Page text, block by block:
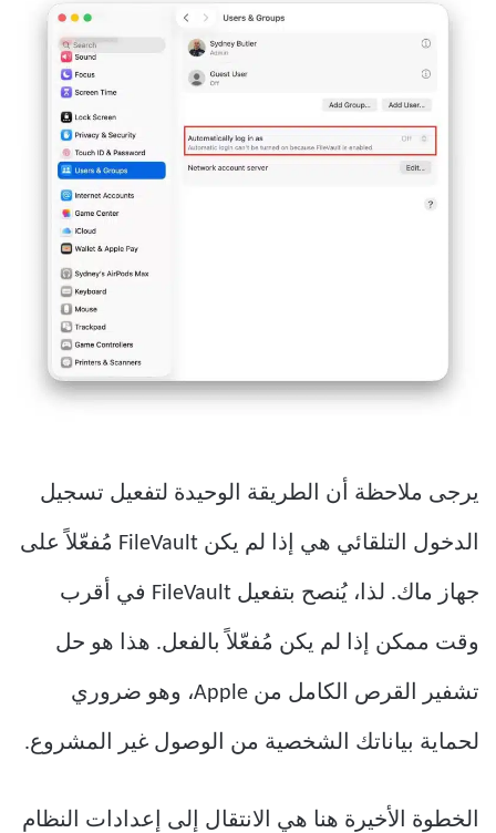
يرجى ملاحظة أن الطريقة الوحيدة لتفعيل تسجيل
الدخول التلقائي هي إذا لم يكن FileVault مُفعّلاً على
جهاز ماك. لذا، يُنصح بتفعيل FileVault في أقرب
وقت ممكن إذا لم يكن مُفعّلاً بالفعل. هذا هو حل
تشفير القرص الكامل من Apple، وهو ضروري
لحماية بياناتك الشخصية من الوصول غير المشروع.
الخطوة الأخيرة هنا هي الانتقال إلى إعدادات النظام